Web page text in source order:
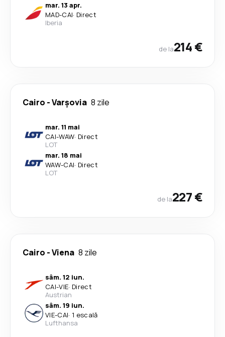
mar. 13 apr.
MAD-CAI· Direct
Iberia
de la214 €
Cairo -Varşovia 8 zile
mar. 11 mai
CAI-WAW· Direct
LOT
mar. 18 mai
WAW-CAI· Direct
LOT
de la227 €
Cairo -Viena 8 zile
sâm. 12 iun.
CAI-VIE· Direct
Austrian
sâm. 19 iun.
VIE-CAI· 1 escală
Lufthansa